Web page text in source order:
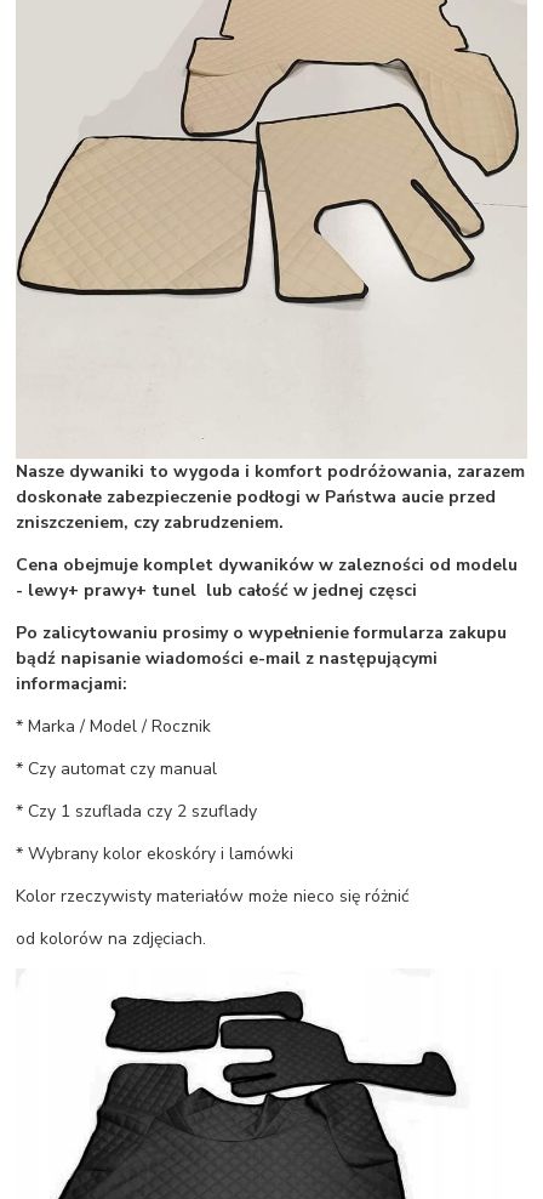
Nasze dywaniki to wygoda i komfort podróżowania, zarazem
doskonałe zabezpieczenie podłogi w Państwa aucie przed
zniszczeniem, czy zabrudzeniem.
Cena obejmuje komplet dywaników w zalezności od modelu
- lewy+ prawy+ tunel lub całość w jednej częsci
Po zalicytowaniu prosimy o wypełnienie formularza zakupu
bądź napisanie wiadomości e-mail z następującymi
informacjami:
* Marka / Model / Rocznik
* Czy automat czy manual
* Czy 1 szuflada czy 2 szuflady
* Wybrany kolor ekoskóry i lamówki
Kolor rzeczywisty materiałów może nieco się różnić
od kolorów na zdjęciach.